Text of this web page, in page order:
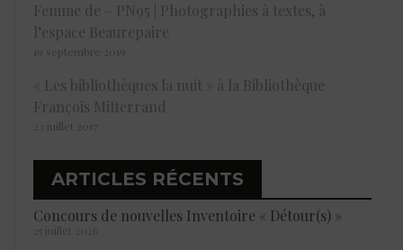
Femme de – PN95 | Photographies à textes, à
l’espace Beaurepaire
19 septembre 2019
« Les bibliothèques la nuit » à la Bibliothèque
François Mitterrand
23 juillet 2017
ARTICLES RÉCENTS
Concours de nouvelles Inventoire « Détour(s) »
25 juillet 2026